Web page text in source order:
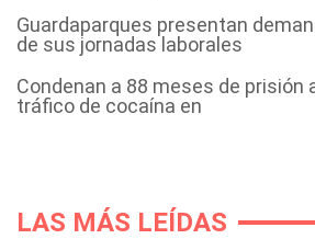
Guardaparques presentan
de sus jornadas laborales
Condenan a 88 meses de prisión
tráfico de cocaína en
LAS MÁS LEÍDAS